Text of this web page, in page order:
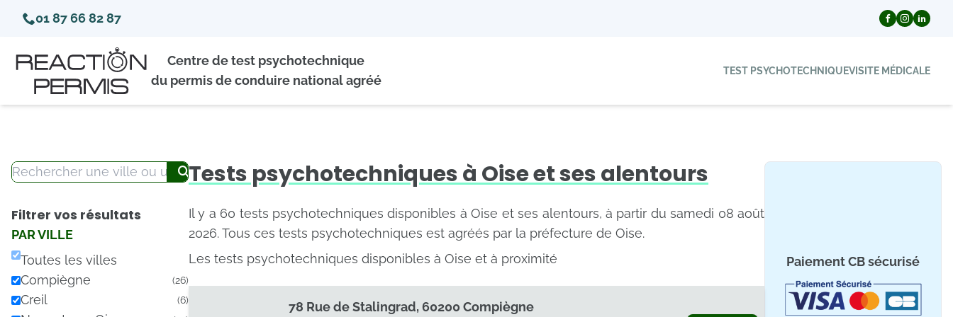
01 87 66 82 87
Centre de test psychotechnique
du permis de conduire national agréé
TEST PSYCHOTECHNIQUEVISITE MÉDICALE
Filtrer vos résultats
PAR VILLE
Toutes les villes
Compiègne
(26)
Creil (6)
Tests psychotechniques à Oise et ses alentours
Il y a 60 tests psychotechniques disponibles à Oise et ses alentours, à partir du samedi 08 août
2026. Tous ces tests psychotechniques est agréés par la préfecture de Oise.
Les tests psychotechniques disponibles à Oise et à proximité
78 Rue de Stalingrad, 60200 Compiègne
Paiement CB sécurisé